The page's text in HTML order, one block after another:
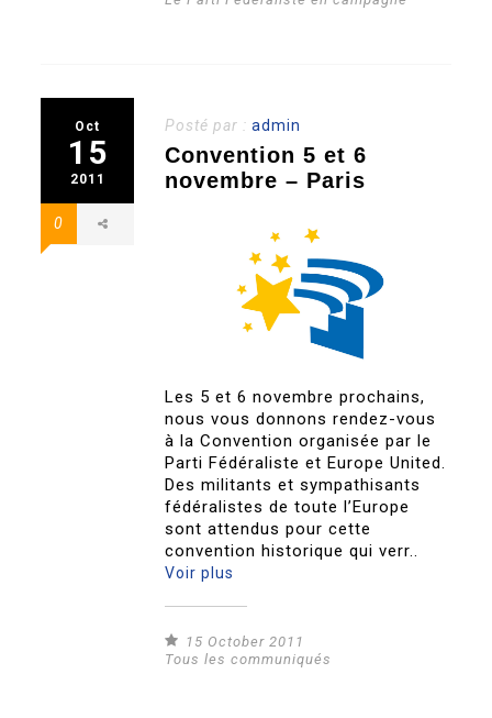
Oct
15
2011
0
Posté par :admin
Convention 5 et 6
novembre – Paris
Les 5 et 6 novembre prochains,
nous vous donnons rendez-vous
à la Convention organisée par le
Parti Fédéraliste et Europe United.
Des militants et sympathisants
fédéralistes de toute l’Europe
sont attendus pour cette
convention historique qui verr..
Voir plus
15 October 2011
Tous les communiqués